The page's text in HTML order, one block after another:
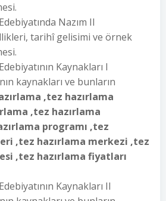
Nazım II
tarihî gelisimi ve örnek
Kaynakları I
kaynakları ve bunların
,tez hazırlama
,tez hazırlama
programı ,tez
,tez hazırlama merkezi ,tez
,tez hazırlama fiyatları
Kaynakları II